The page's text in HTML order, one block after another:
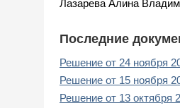
Лазарева Алина
Последние
Решение от 24 ноября
Решение от 15 ноября
Решение от 13 октября